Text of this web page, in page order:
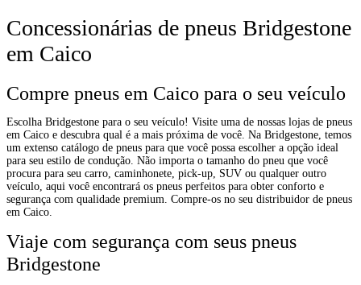
Concessionárias de pneus Bridgestone
em Caico
Compre pneus em Caico para o seu veículo
Escolha Bridgestone para o seu veículo! Visite uma de nossas lojas de pneus
em Caico e descubra qual é a mais próxima de você. Na Bridgestone, temos
um extenso catálogo de pneus para que você possa escolher a opção ideal
para seu estilo de condução. Não importa o tamanho do pneu que você
procura para seu carro, caminhonete, pick-up, SUV ou qualquer outro
veículo, aqui você encontrará os pneus perfeitos para obter conforto e
segurança com qualidade premium. Compre-os no seu distribuidor de pneus
em Caico.
Viaje com segurança com seus pneus
Bridgestone